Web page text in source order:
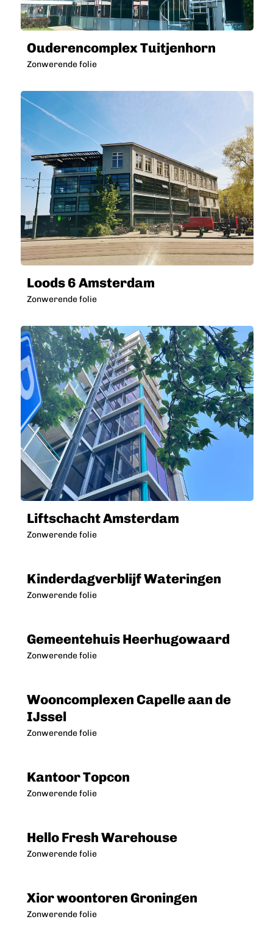
Ouderencomplex Tuitjenhorn
Zonwerende folie
Loods 6 Amsterdam
Zonwerende folie
Liftschacht Amsterdam
Zonwerende folie
Kinderdagverblijf Wateringen
Zonwerende folie
Gemeentehuis Heerhugowaard
Zonwerende folie
Wooncomplexen Capelle aan de
IJssel
Zonwerende folie
Kantoor Topcon
Zonwerende folie
Hello Fresh Warehouse
Zonwerende folie
Xior woontoren Groningen
Zonwerende folie